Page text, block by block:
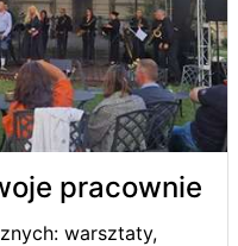
pracownie
warsztaty,